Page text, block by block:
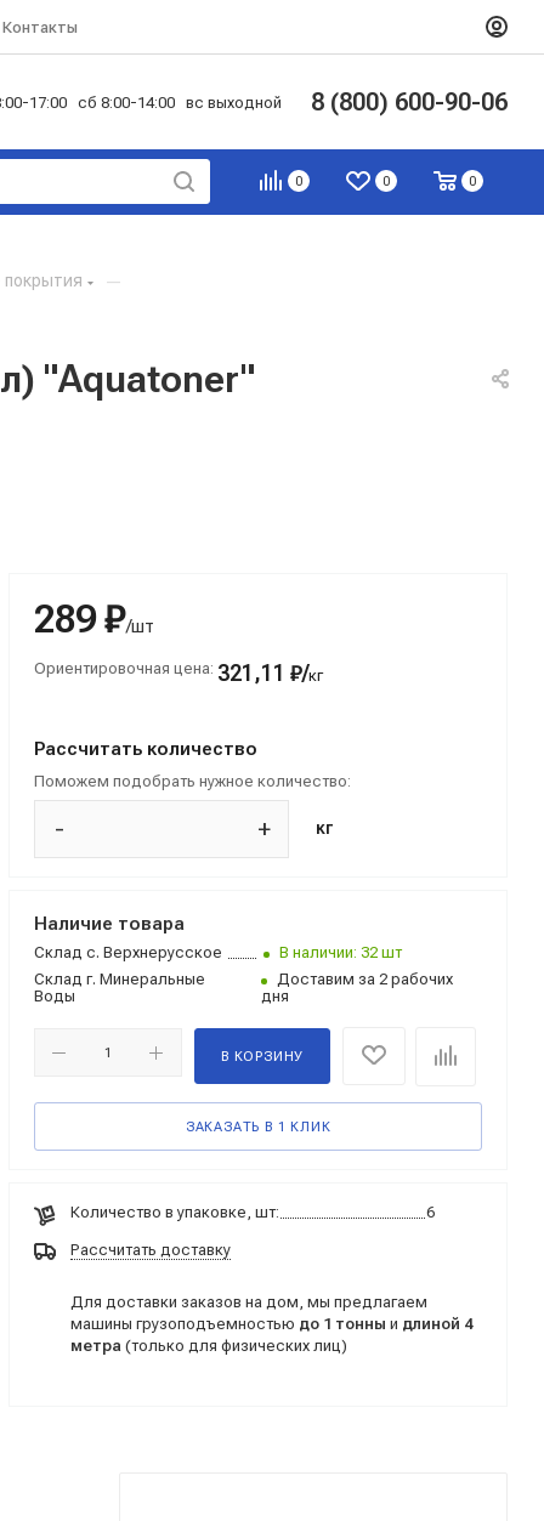
Контакты
17:00 сб 8:00-14:00 вс выходной 8 (800) 600-90-06
0 0 0
—
"Aquatoner"
289 ₽/шт
Ориентировочная цена: 321,11 ₽/кг
Рассчитать количество
Поможем подобрать нужное количество:
- + кг
Наличие товара
Склад с. Верхнерусское
В наличии: 32 шт
Склад г. Минеральные
Воды
Доставим за 2 рабочих
дня
В КОРЗИНУ
ЗАКАЗАТЬ В 1 КЛИК
Количество в упаковке, шт: 6
Рассчитать доставку
Для доставки заказов на дом, мы предлагаем
машины грузоподъемностью до 1 тонны и длиной 4
метра (только для физических лиц)